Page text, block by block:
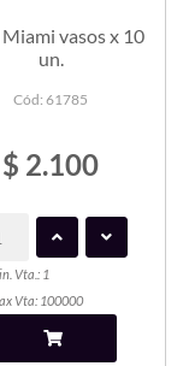
vasos x 10
un.
Cód: 61785
$ 2.100
Vta.: 1
Vta: 100000